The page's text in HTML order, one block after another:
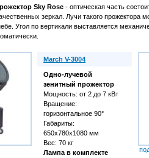
Sky Rose - оптическая часть
зеркал. Лучи такого прожектора
Угол по вертикали выставляется
March V-3004
Одно-лучевой
зенитный прожектор
Мощность: от 2 до 7 кВт
Вращение:
горизонтальное 90°
Габариты:
650х780х1080 мм
Вес: 70 кг
Лампа в комплекте